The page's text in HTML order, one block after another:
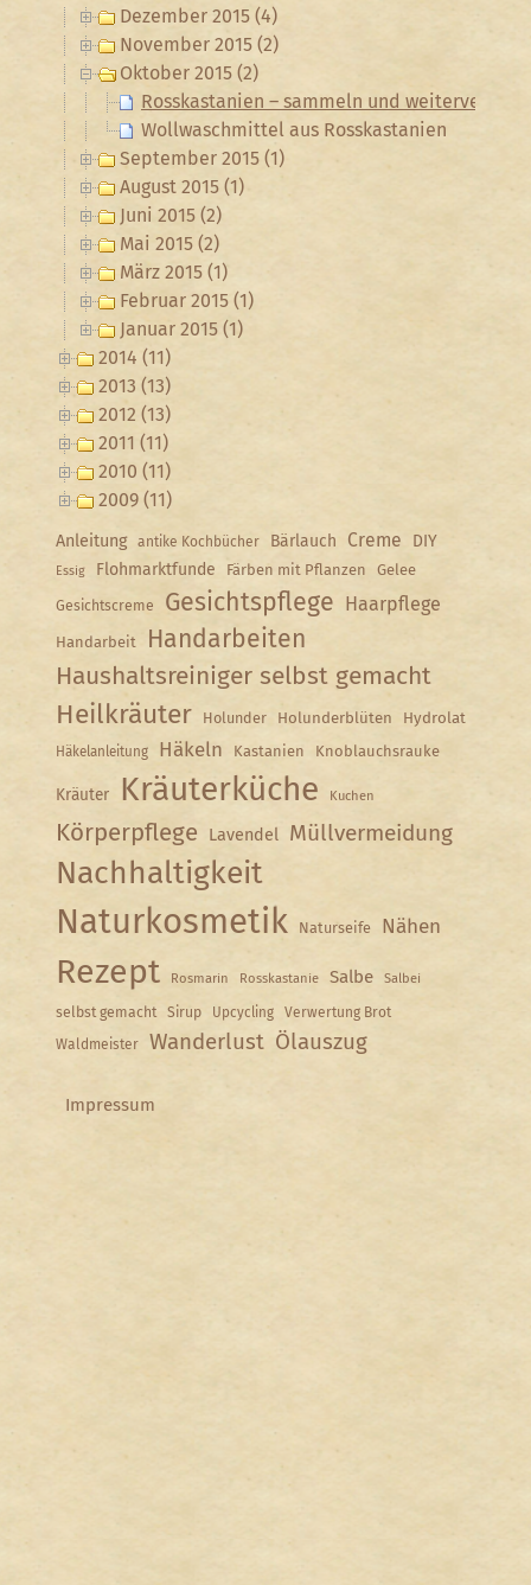
Dezember 2015 (4)
November 2015 (2)
Oktober 2015 (2)
Rosskastanien – sammeln und
Wollwaschmittel aus Rosskastanien
September 2015 (1)
August 2015 (1)
Juni 2015 (2)
Mai 2015 (2)
März 2015 (1)
Februar 2015 (1)
Januar 2015 (1)
2014 (11)
2013 (13)
2012 (13)
2011 (11)
2010 (11)
2009 (11)
Anleitung antike Kochbücher Bärlauch Creme DIY
Essig Flohmarktfunde Färben mit Pflanzen Gelee
Gesichtscreme Gesichtspflege Haarpflege
Handarbeit
Handarbeiten
Haushaltsreiniger selbst gemacht
Heilkräuter Holunder Holunderblüten Hydrolat
Häkelanleitung Häkeln Kastanien Knoblauchsrauke
Kräuter Kräuterküche Kuchen
Körperpflege Lavendel Müllvermeidung
Nachhaltigkeit
Naturkosmetik Naturseife Nähen
Rezept Rosmarin Rosskastanie Salbe Salbei
selbst gemacht Sirup Upcycling
Verwertung Brot
Waldmeister
Wanderlust Ölauszug
Impressum